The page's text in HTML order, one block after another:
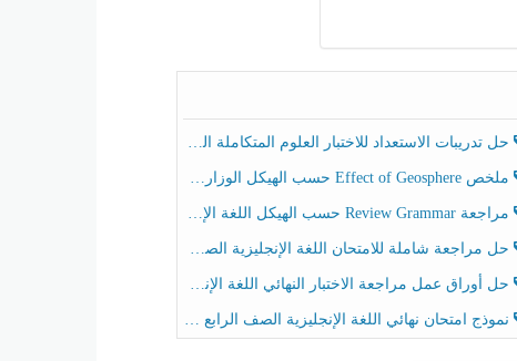
حل تدريبات الاستعداد للاختبار العلوم المتكاملة الصف الخامس عام الفصل الثالث
ملخص Effect of Geosphere حسب الهيكل الوزاري العلوم المتكاملة الصف الخامس انسبير الفصل الثالث
مراجعة Review Grammar حسب الهيكل اللغة الإنجليزية الصف الخامس الفصل الثالث
حل مراجعة شاملة للامتحان اللغة الإنجليزية الصف الخامس الفصل الثالث
حل أوراق عمل مراجعة الاختبار النهائي اللغة الإنجليزية الصف الرابع الفصل الثالث
نموذج امتحان نهائي اللغة الإنجليزية الصف الرابع الفصل الثالث